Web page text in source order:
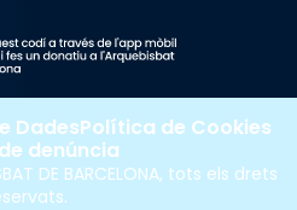
DE BARCELONA, tots els drets
DadesPolítica de Cookies
denúncia